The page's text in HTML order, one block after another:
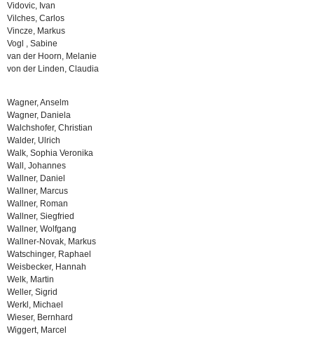
Vidovic, Ivan
Vilches, Carlos
Vincze, Markus
Vogl , Sabine
van der Hoorn, Melanie
von der Linden, Claudia
Wagner, Anselm
Wagner, Daniela
Walchshofer, Christian
Walder, Ulrich
Walk, Sophia Veronika
Wall, Johannes
Wallner, Daniel
Wallner, Marcus
Wallner, Roman
Wallner, Siegfried
Wallner, Wolfgang
Wallner-Novak, Markus
Watschinger, Raphael
Weisbecker, Hannah
Welk, Martin
Weller, Sigrid
Werkl, Michael
Wieser, Bernhard
Wiggert, Marcel